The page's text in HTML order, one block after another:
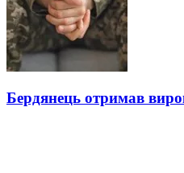
Бердянець отримав